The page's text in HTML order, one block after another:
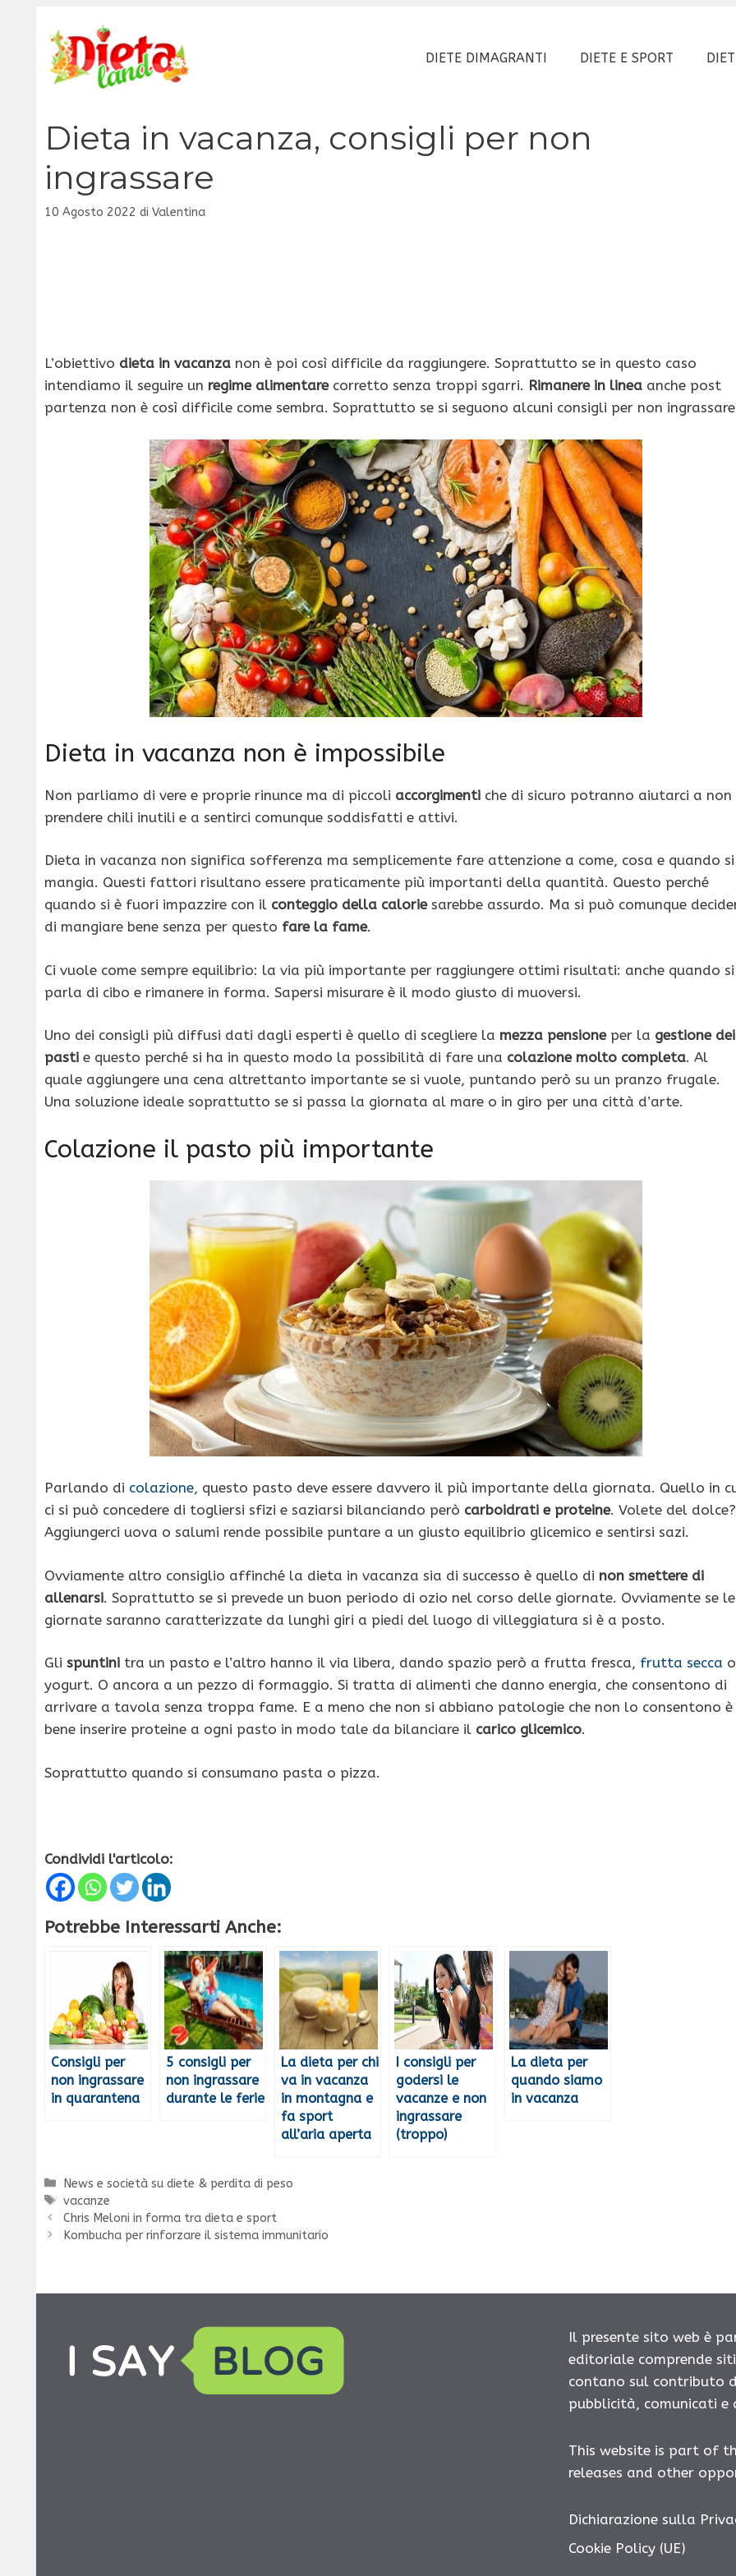
contenuto
DIETE DIMAGRANTI DIETE E SPORT
Dieta in vacanza, consigli per non
ingrassare
10 Agosto 2022 di Valentina
L’obiettivo dieta in vacanza non è poi così difficile da raggiungere. Soprattutto se in questo caso
intendiamo il seguire un regime alimentarecorretto senza troppi sgarri. Rimanere in linea anche post
partenza non è così difficile come sembra. Soprattutto se si seguono alcuni consigli per non
Dieta in vacanza non è impossibile
Non parliamo di vere e proprie rinunce ma di piccoli accorgimenti che di sicuro potranno aiutarci a non
prendere chili inutili e a sentirci comunque soddisfatti e attivi.
Dieta in vacanza non significa sofferenza ma semplicemente fare attenzione a come, cosa e quando si
mangia. Questi fattori risultano essere praticamente più importanti della quantità. Questo perché
quando si è fuori impazzire con il conteggio della caloriesarebbe assurdo. Ma si può comunque
di mangiare bene senza per questo fare la fame.
Ci vuole come sempre equilibrio: la via più importante per raggiungere ottimi risultati: anche quando si
parla di cibo e rimanere in forma. Sapersi misurare è il modo giusto di muoversi.
Uno dei consigli più diffusi dati dagli esperti è quello di scegliere la mezza pensioneper la gestione dei
pasti e questo perché si ha in questo modo la possibilità di fare una colazione molto completa. Al
quale aggiungere una cena altrettanto importante se si vuole, puntando però su un pranzo frugale.
Una soluzione ideale soprattutto se si passa la giornata al mare o in giro per una città d’arte.
Colazione il pasto più importante
Parlando di colazione, questo pasto deve essere davvero il più importante della giornata. Quello in
ci si può concedere di togliersi sfizi e saziarsi bilanciando però carboidrati e proteine. Volete del dolce?
Aggiungerci uova o salumi rende possibile puntare a un giusto equilibrio glicemico e sentirsi sazi.
Ovviamente altro consiglio affinché la dieta in vacanza sia di successo è quello di non smettere di
allenarsi. Soprattutto se si prevede un buon periodo di ozio nel corso delle giornate. Ovviamente se le
giornate saranno caratterizzate da lunghi giri a piedi del luogo di villeggiatura si è a posto.
Gli spuntini tra un pasto e l’altro hanno il via libera, dando spazio però a frutta fresca, frutta secca o
yogurt. O ancora a un pezzo di formaggio. Si tratta di alimenti che danno energia, che consentono di
arrivare a tavola senza troppa fame. E a meno che non si abbiano patologie che non lo consentono è
bene inserire proteine a ogni pasto in modo tale da bilanciare il carico glicemico.
Soprattutto quando si consumano pasta o pizza.
Condividi l'articolo:
Potrebbe Interessarti Anche:
Consigli per
non ingrassare
in quarantena
5 consigli per
non ingrassare
durante le ferie
La dieta per chi
va in vacanza
in montagna e
fa sport
all’aria aperta
I consigli per
godersi le
vacanze e non
ingrassare
(troppo)
La dieta per
quando siamo
in vacanza
Categorie
News e società su diete & perdita di peso
Tag
vacanze
Chris Meloni in forma tra dieta e sport
Kombucha per rinforzare il sistema immunitario
Il presente sito web è
editoriale comprende
contano sul contributo
pubblicità, comunicati
This website is part of
releases and other
Dichiarazione sulla
Cookie Policy (UE)